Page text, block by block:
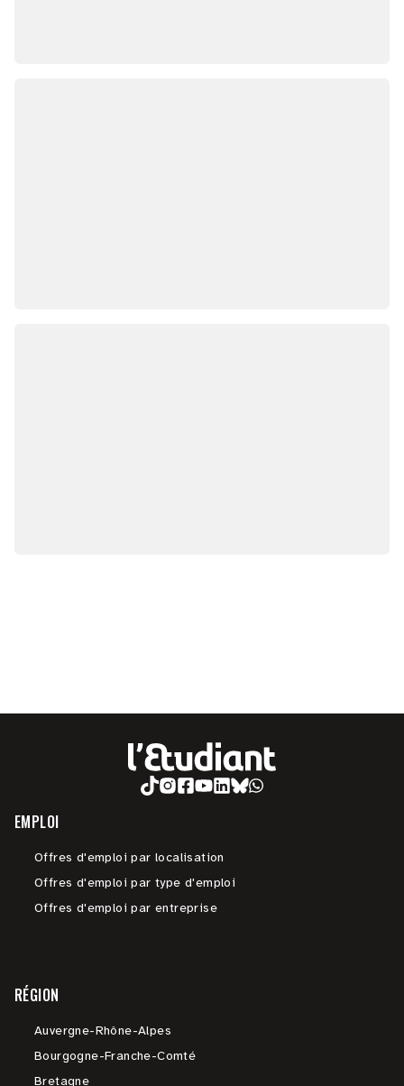
EMPLOI
Offres d'emploi par localisation
Offres d'emploi par type d'emploi
Offres d'emploi par entreprise
RÉGION
Auvergne-Rhône-Alpes
Bourgogne-Franche-Comté
Bretagne